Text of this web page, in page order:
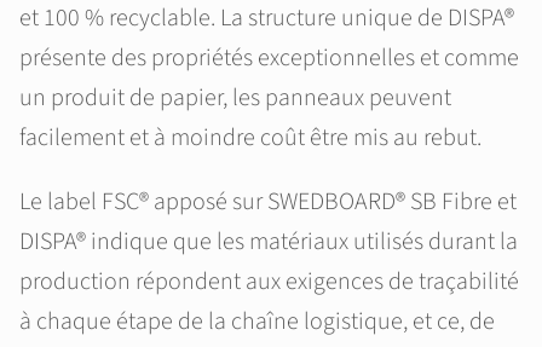
et 100 % recyclable. La structure unique de DISPA®
présente des propriétés exceptionnelles et comme
un produit de papier, les panneaux peuvent
facilement et à moindre coût être mis au rebut.
Le label FSC® apposé sur SWEDBOARD® SB Fibre et
DISPA® indique que les matériaux utilisés durant la
production répondent aux exigences de traçabilité
à chaque étape de la chaîne logistique, et ce, de